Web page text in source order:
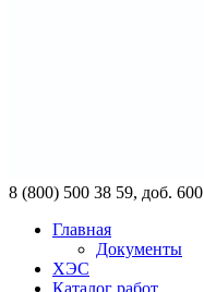
8 (800) 500 38 59, доб. 600
Главная
Документы
ХЭС
Каталог работ